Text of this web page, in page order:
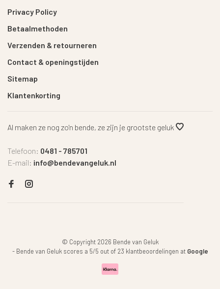
Privacy Policy
Betaalmethoden
Verzenden & retourneren
Contact & openingstijden
Sitemap
Klantenkorting
Al maken ze nog zo'n bende, ze zijn je grootste geluk
Telefoon: 0481 - 785701
E-mail: info@bendevangeluk.nl
© Copyright 2026 Bende van Geluk
- Bende van Geluk scores a 5/5 out of 23 klantbeoordelingen at Google